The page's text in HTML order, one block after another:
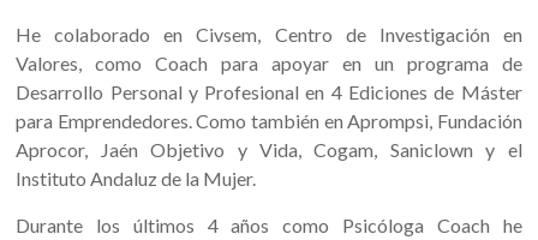
He colaborado en Civsem, Centro de Investigación en
Valores, como Coach para apoyar en un programa de
Desarrollo Personal y Profesional en 4 Ediciones de Máster
para Emprendedores. Como también en Aprompsi, Fundación
Aprocor, Jaén Objetivo y Vida, Cogam, Saniclown y el
Instituto Andaluz de la Mujer.
Durante los últimos 4 años como Psicóloga Coach he